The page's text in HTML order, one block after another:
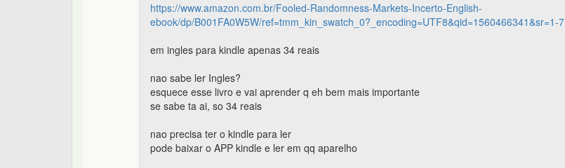
https://www.amazon.com.br/Fooled-Randomness-Markets-Incerto-English-
ebook/dp/B001FA0W5W/ref=tmm_kin_swatch_0?_encoding=UTF8&qid=1560466341&sr=1-7
em ingles para kindle apenas 34 reais
nao sabe ler Ingles?
esquece esse livro e vai aprender q eh bem mais importante
se sabe ta ai, so 34 reais
nao precisa ter o kindle para ler
pode baixar o APP kindle e ler em qq aparelho